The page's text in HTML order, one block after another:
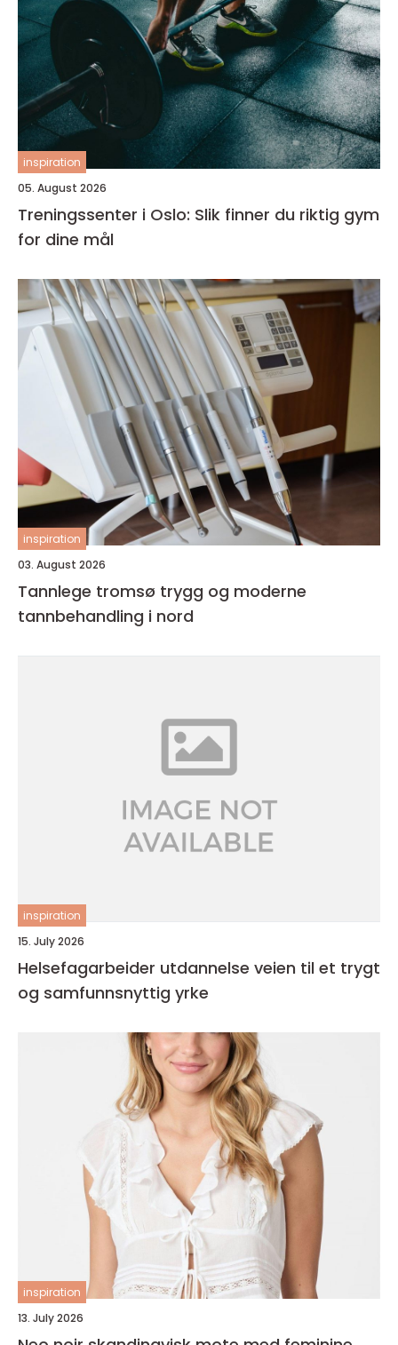
inspiration
05. August 2026
Treningssenter i Oslo: Slik finner du riktig gym
for dine mål
inspiration
03. August 2026
Tannlege tromsø trygg og moderne
tannbehandling i nord
inspiration
15. July 2026
Helsefagarbeider utdannelse veien til et trygt
og samfunnsnyttig yrke
inspiration
13. July 2026